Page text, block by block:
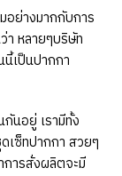
อย่างมากกับการ
า หลายๆบริษัท
เป็นปากกา
กันอยู่ เรามีทั้ง
เซ็ทปากกา สวยๆ
การสั่งผลิตจะมี